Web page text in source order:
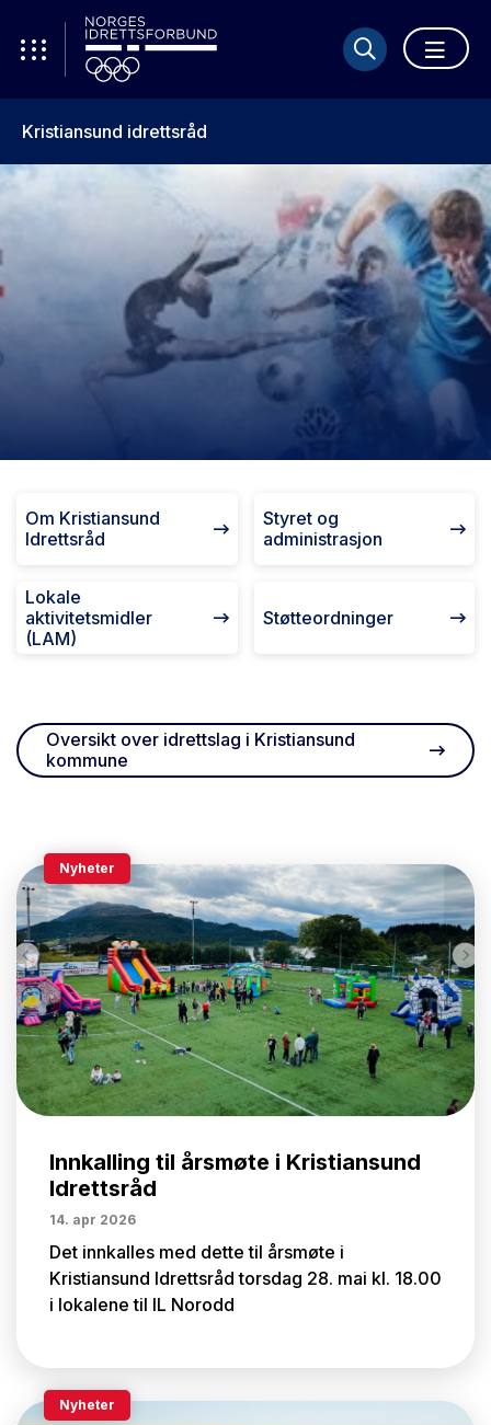
Kristiansund idrettsråd
Om Kristiansund
Idrettsråd
Styret og
administrasjon
Lokale
aktivitetsmidler
(LAM)
Støtteordninger
Oversikt over idrettslag i Kristiansund
kommune
Innkalling til årsmøte i Kristiansund
Idrettsråd
14. apr 2026
Det innkalles med dette til årsmøte i
Kristiansund Idrettsråd torsdag 28. mai kl. 18.00
i lokalene til IL Norodd
Nyheter
Nyheter